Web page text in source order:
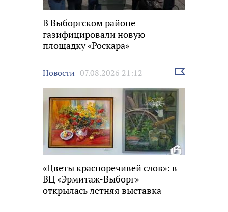
В Выборгском районе
газифицировали новую
площадку «Роскара»
Новости 07.08.2026 21:12
Выбрать
«Цветы красноречивей слов»: в
ВЦ «Эрмитаж-Выборг»
открылась летняя выставка